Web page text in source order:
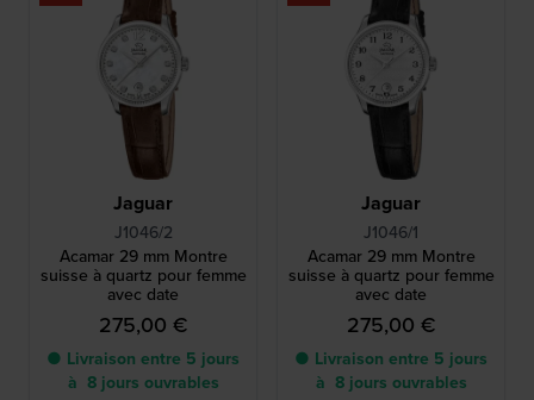
Jaguar
J1046/2
Acamar 29 mm Montre
suisse à quartz pour femme
avec date
275,00 €
● Livraison entre 5 jours
à 8 jours ouvrables
Jaguar
J1046/1
Acamar 29 mm Montre
suisse à quartz pour femme
avec date
275,00 €
● Livraison entre 5 jours
à 8 jours ouvrables